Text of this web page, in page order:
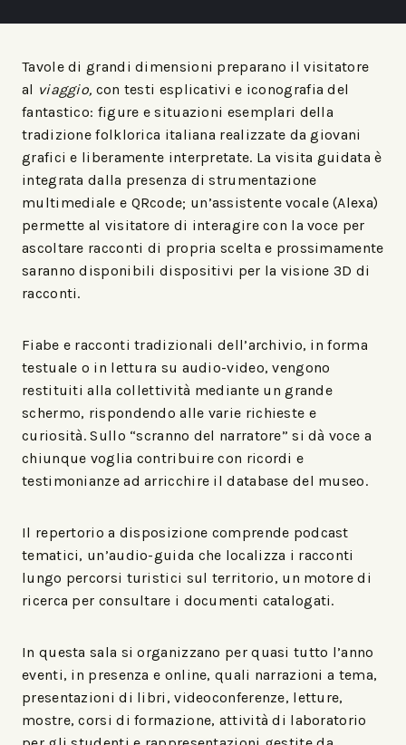
Tavole di grandi dimensioni preparano il visitatore
al viaggio, con testi esplicativi e iconografia del
fantastico: figure e situazioni esemplari della
tradizione folklorica italiana realizzate da giovani
grafici e liberamente interpretate. La visita guidata è
integrata dalla presenza di strumentazione
multimediale e QRcode; un’assistente vocale (Alexa)
permette al visitatore di interagire con la voce per
ascoltare racconti di propria scelta e prossimamente
saranno disponibili dispositivi per la visione 3D di
racconti.
Fiabe e racconti tradizionali dell’archivio, in forma
testuale o in lettura su audio-video, vengono
restituiti alla collettività mediante un grande
schermo, rispondendo alle varie richieste e
curiosità. Sullo “scranno del narratore” si dà voce a
chiunque voglia contribuire con ricordi e
testimonianze ad arricchire il database del museo.
Il repertorio a disposizione comprende podcast
tematici, un’audio-guida che localizza i racconti
lungo percorsi turistici sul territorio, un motore di
ricerca per consultare i documenti catalogati.
In questa sala si organizzano per quasi tutto l’anno
eventi, in presenza e online, quali narrazioni a tema,
presentazioni di libri, videoconferenze, letture,
mostre, corsi di formazione, attività di laboratorio